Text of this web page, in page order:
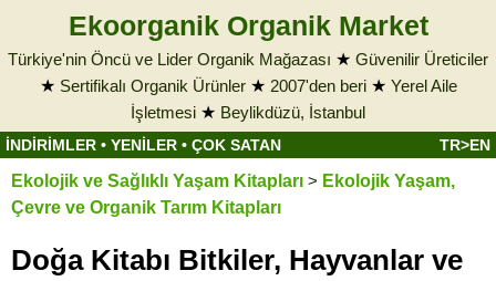
Ekoorganik Organik Market
Türkiye'nin Öncü ve Lider Organik Mağazası ★ Güvenilir Üreticiler
★ Sertifikalı Organik Ürünler★ 2007'den beri★ Yerel Aile
İşletmesi ★ Beylikdüzü, İstanbul
İNDİRİMLER • YENİLER • ÇOK SATAN TR>EN
Ekolojik ve Sağlıklı Yaşam Kitapları > Ekolojik Yaşam,
Çevre ve Organik Tarım Kitapları
Doğa Kitabı Bitkiler, Hayvanlar ve